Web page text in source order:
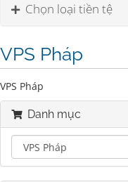
Chọn loại tiền tệ
VPS Pháp
VPS Pháp
Danh mục